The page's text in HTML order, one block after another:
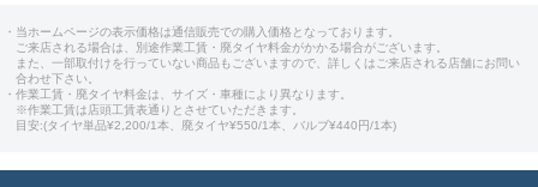
・当ホームページの表示価格は通信販売での購入価格となっております。
ご来店される場合は、別途作業工賃・廃タイヤ料金がかかる場合がございます。
また、一部取付けを行っていない商品もございますので、詳しくはご来店される店舗にお問い
合わせ下さい。
・作業工賃・廃タイヤ料金は、サイズ・車種により異なります。
※作業工賃は店頭工賃表通りとさせていただきます。
目安:(タイヤ単品¥2,200/1本、廃タイヤ¥550/1本、バルブ¥440円/1本)